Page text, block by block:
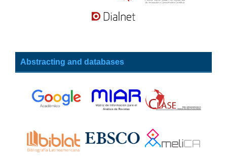
Abstracting and databases